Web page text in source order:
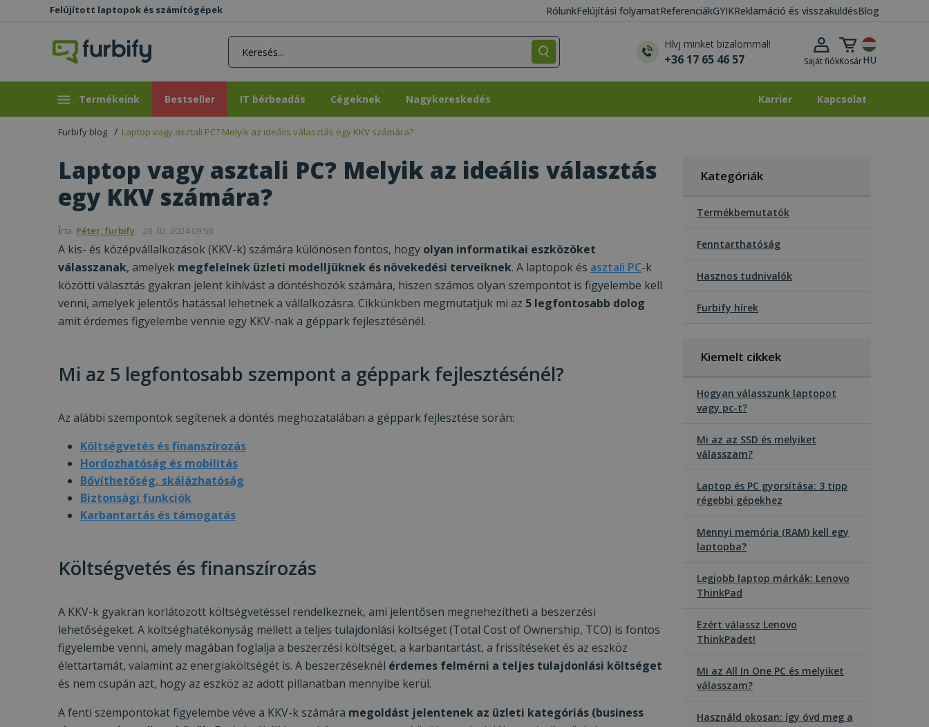
Felújított laptopok és számítógépek RólunkFelújítási folyamatReferenciákGYIKReklamáció és visszaküldésBlog
Hívj minket bizalommal!
+36 17 65 46 57 Saját fiók
Kosár lenyitása
KosárHU
Termékeink Bestseller
Bestseller IT bérbeadás
IT bérbeadás Cégeknek
Cégeknek Nagykereskedés
Nagykereskedés Karrier
Karrier Kapcsolat
Kapcsolat
Furbify blog Laptop vagy asztali PC? Melyik az ideális választás egy KKV számára?
Laptop vagy asztali PC? Melyik az ideális választás
egy KKV számára?
Ǐrta: Péter, furbify 28. 02. 2024 09:58
A kis- és középvállalkozások (KKV-k) számára különösen fontos, hogy olyan informatikai eszközöket
válasszanak, amelyek megfelelnek üzleti modelljüknek és növekedési terveiknek. A laptopok és asztali PC-k
közötti választás gyakran jelent kihívást a döntéshozók számára, hiszen számos olyan szempontot is figyelembe kell
venni, amelyek jelentős hatással lehetnek a vállalkozásra. Cikkünkben megmutatjuk mi az 5 legfontosabb dolog
amit érdemes figyelembe vennie egy KKV-nak a géppark fejlesztésénél.
Mi az 5 legfontosabb szempont a géppark fejlesztésénél?
Az alábbi szempontok segítenek a döntés meghozatalában a géppark fejlesztése során:
Költségvetés és finanszírozás
Hordozhatóság és mobilitás
Bővíthetőség, skálázhatóság
Biztonsági funkciók
Karbantartás és támogatás
Költségvetés és finanszírozás
A KKV-k gyakran korlátozott költségvetéssel rendelkeznek, ami jelentősen megnehezítheti a beszerzési
lehetőségeket. A költséghatékonyság mellett a teljes tulajdonlási költséget (Total Cost of Ownership, TCO) is fontos
figyelembe venni, amely magában foglalja a beszerzési költséget, a karbantartást, a frissítéseket és az eszköz
élettartamát, valamint az energiaköltségét is. A beszerzéseknél érdemes felmérni a teljes tulajdonlási költséget
és nem csupán azt, hogy az eszköz az adott pillanatban mennyibe kerül.
A fenti szempontokat figyelembe véve a KKV-k számára megoldást jelentenek az üzleti kategóriás (business
Kategóriák
Termékbemutatók
Fenntarthatóság
Hasznos tudnivalók
Furbify hírek
Kiemelt cikkek
Hogyan válasszunk laptopot
vagy pc-t?
Mi az az SSD és melyiket
válasszam?
Laptop és PC gyorsítása: 3 tipp
régebbi gépekhez
Mennyi memória (RAM) kell egy
laptopba?
Legjobb laptop márkák: Lenovo
ThinkPad
Ezért válassz Lenovo
ThinkPadet!
Mi az All In One PC és melyiket
válasszam?
Használd okosan: így óvd meg a